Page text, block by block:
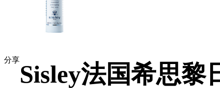
分享
Sisley法国希思黎